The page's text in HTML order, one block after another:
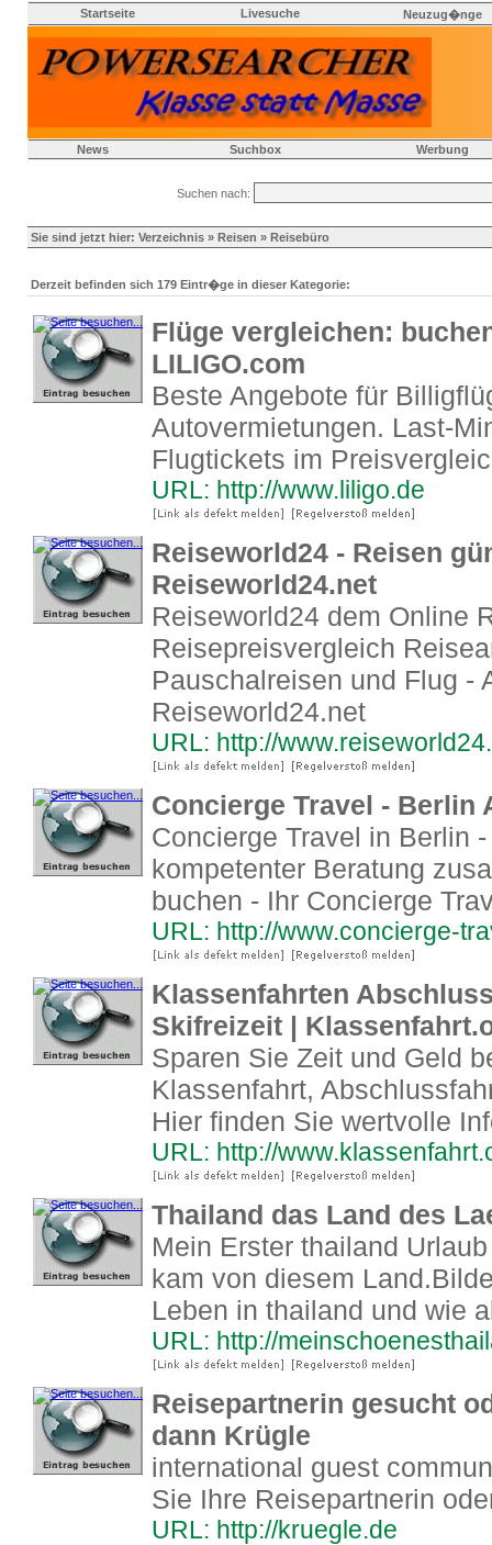
Startseite Livesuche Neuzug�nge
News Suchbox Werbung
Suchen nach:
Sie sind jetzt hier: Verzeichnis » Reisen » Reisebüro
Derzeit befinden sich 179 Eintr�ge in dieser Kategorie:
Flüge vergleichen:
LILIGO.com
Beste Angebote für
Autovermietungen. Last-
Flugtickets im
URL: http://www.liligo.de
Reiseworld24 - Reisen
Reiseworld24.net
Reiseworld24 dem Online
Reisepreisvergleich
Pauschalreisen und Flug -
Reiseworld24.net
URL: http://
Concierge Travel - Berlin
Concierge Travel in Berlin
kompetenter Beratung
buchen - Ihr Concierge
URL: http://www.concierge-
Klassenfahrten
Skifreizeit |
Sparen Sie Zeit und Geld
Klassenfahrt,
Hier finden Sie wertvolle
URL: http://
Thailand das Land des
Mein Erster thailand
kam von diesem
Leben in thailand und wie
URL: http://
Reisepartnerin gesucht
dann Krügle
international guest
Sie Ihre Reisepartnerin
URL: http://kruegle.de